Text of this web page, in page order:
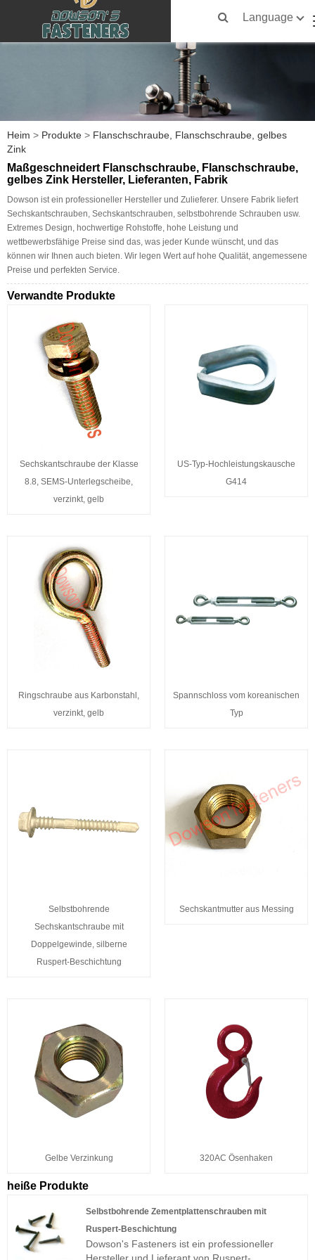
Language
Heim > Produkte > Flanschschraube, Flanschschraube, gelbes
Zink
Maßgeschneidert Flanschschraube, Flanschschraube,
gelbes Zink Hersteller, Lieferanten, Fabrik
Dowson ist ein professioneller Hersteller und Zulieferer. Unsere Fabrik liefert
Sechskantschrauben, Sechskantschrauben, selbstbohrende Schrauben usw.
Extremes Design, hochwertige Rohstoffe, hohe Leistung und
wettbewerbsfähige Preise sind das, was jeder Kunde wünscht, und das
können wir Ihnen auch bieten. Wir legen Wert auf hohe Qualität, angemessene
Preise und perfekten Service.
Verwandte Produkte
Sechskantschraube der Klasse
8.8, SEMS-Unterlegscheibe,
verzinkt, gelb
US-Typ-Hochleistungskausche
G414
Ringschraube aus Karbonstahl,
verzinkt, gelb
Spannschloss vom koreanischen
Typ
Selbstbohrende
Sechskantschraube mit
Doppelgewinde, silberne
Ruspert-Beschichtung
Sechskantmutter aus Messing
Gelbe Verzinkung 320AC Ösenhaken
heiße Produkte
Selbstbohrende Zementplattenschrauben mit
Ruspert-Beschichtung
Dowson's Fasteners ist ein professioneller
Hersteller und Lieferant von Ruspert-